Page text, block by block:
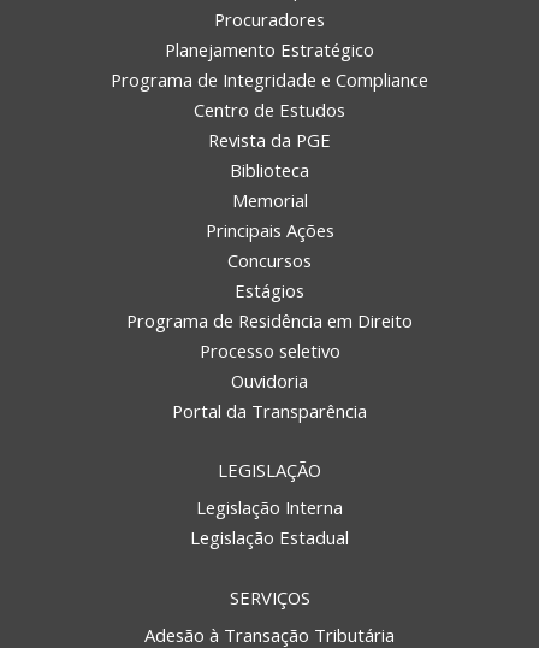
Procuradores
Planejamento Estratégico
Programa de Integridade e Compliance
Centro de Estudos
Revista da PGE
Biblioteca
Memorial
Principais Ações
Concursos
Estágios
Programa de Residência em Direito
Processo seletivo
Ouvidoria
Portal da Transparência
LEGISLAÇÃO
Legislação Interna
Legislação Estadual
SERVIÇOS
Adesão à Transação Tributária